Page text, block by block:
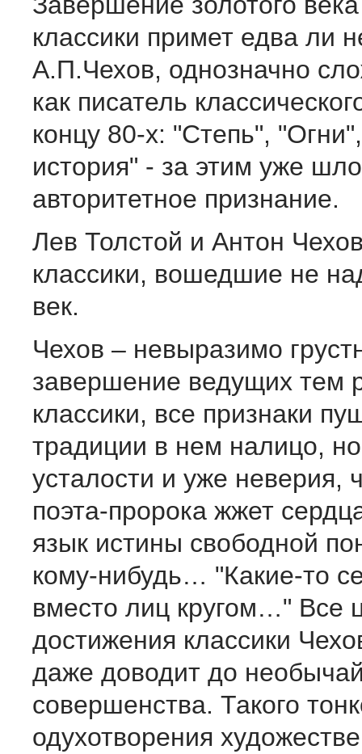
классики примет едва ли
А.П.Чехов, однозначно
как писатель
концу 80-х: "Степь",
история" - за этим уже
авторитетное признание.
Лев Толстой и Антон
классики, вошедшие не
век.
Чехов – невыразимо
завершение ведущих тем
классики, все признаки
традиции в нем налицо,
усталости и уже неверия,
поэта-пророка жжет
язык истины свободной
кому-нибудь… "Какие-то
вместо лиц кругом…" Все
достижения классики
даже доводит до
совершенства. Такого
одухотворения